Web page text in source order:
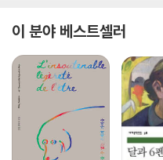
이 분야 베스트셀러